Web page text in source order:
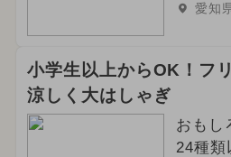
愛知
小学生以上からOK！フ
涼しく大はしゃぎ
おもし
24種類